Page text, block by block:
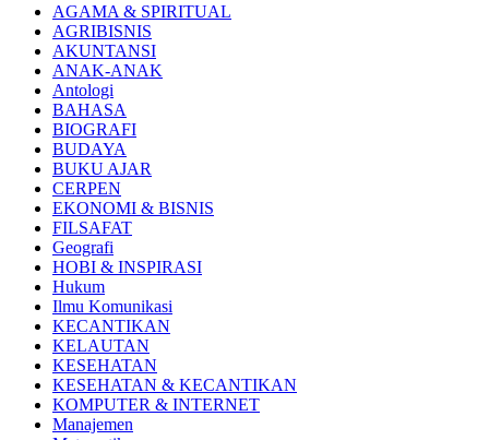
AGAMA & SPIRITUAL
AGRIBISNIS
AKUNTANSI
ANAK-ANAK
Antologi
BAHASA
BIOGRAFI
BUDAYA
BUKU AJAR
CERPEN
EKONOMI & BISNIS
FILSAFAT
Geografi
HOBI & INSPIRASI
Hukum
Ilmu Komunikasi
KECANTIKAN
KELAUTAN
KESEHATAN
KESEHATAN & KECANTIKAN
KOMPUTER & INTERNET
Manajemen